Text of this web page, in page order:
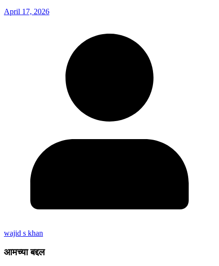
April 17, 2026
wajid s khan
आमच्या बद्दल